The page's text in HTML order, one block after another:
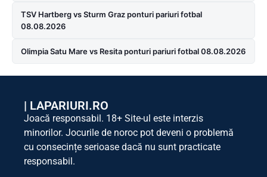
TSV Hartberg vs Sturm Graz ponturi pariuri fotbal
08.08.2026
Olimpia Satu Mare vs Resita ponturi pariuri fotbal 08.08.2026
| LAPARIURI.RO
Joacă responsabil. 18+ Site-ul este interzis
minorilor. Jocurile de noroc pot deveni o problemă
cu consecințe serioase dacă nu sunt practicate
responsabil.